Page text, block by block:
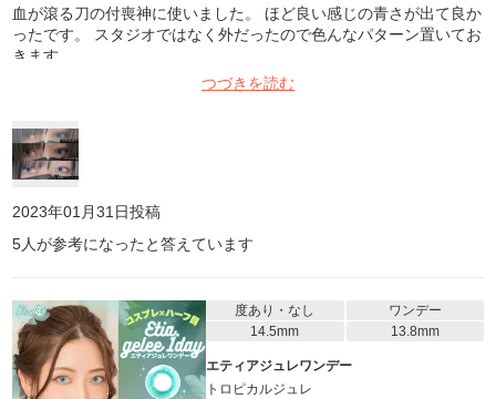
血が滾る刀の付喪神に使いました。 ほど良い感じの青さが出て良か
ったです。 スタジオではなく外だったので色んなパターン置いてお
きます。
つづきを読む
2023年01月31日投稿
5人が参考になったと答えています
度あり・なし
ワンデー
14.5mm
13.8mm
エティアジュレワンデー
トロピカルジュレ